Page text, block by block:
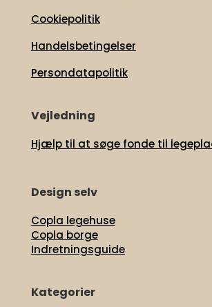
Cookiepolitik
Handelsbetingelser
Persondatapolitik
Vejledning
Hjælp til at søge fonde til
Design selv
Copla legehuse
Copla borge
Indretningsguide
Kategorier